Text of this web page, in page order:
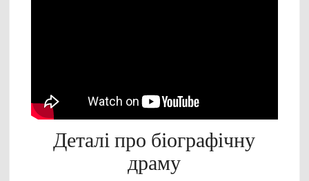
Деталі про біографічну
драму